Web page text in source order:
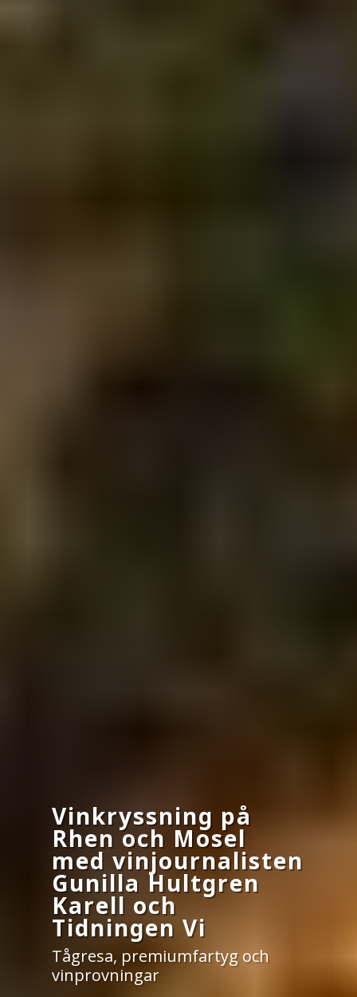
Vinkryssning på
Rhen och Mosel
med vinjournalisten
Gunilla Hultgren
Karell och
Tidningen Vi
Tågresa, premiumfartyg och
vinprovningar